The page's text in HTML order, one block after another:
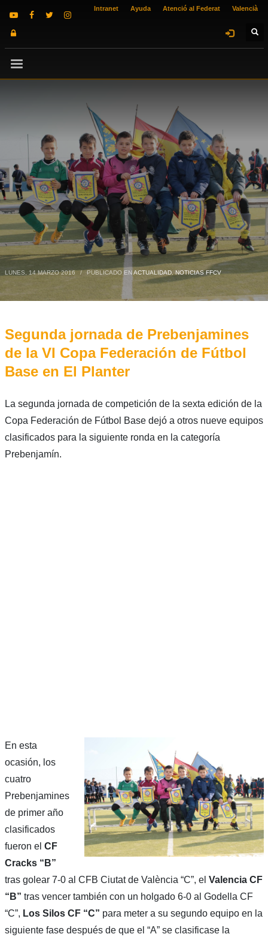
Intranet Ayuda Atenció al Federat Valencià
LUNES, 14 MARZO 2016 / PUBLICADO ENACTUALIDAD, NOTICIAS FFCV
Segunda jornada de Prebenjamines
de la VI Copa Federación de Fútbol
Base en El Planter
La segunda jornada de competición de la sexta edición de la
Copa Federación de Fútbol Base dejó a otros nueve equipos
clasificados para la siguiente ronda en la categoría
Prebenjamín.
En esta
ocasión, los
cuatro
Prebenjamines
de primer año
clasificados
fueron el CF
Cracks “B”
tras golear 7-0 al CFB Ciutat de València “C”, el Valencia CF
“B” tras vencer también con un holgado 6-0 al Godella CF
“C”, Los Silos CF “C” para meter a su segundo equipo en la
siguiente fase después de que el “A” se clasificase la